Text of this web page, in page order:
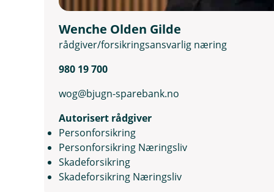
Wenche Olden Gilde
rådgiver/forsikringsansvarlig næring
980 19 700
wog@bjugn-sparebank.no
Autorisert rådgiver
Personforsikring
Personforsikring Næringsliv
Skadeforsikring
Skadeforsikring Næringsliv